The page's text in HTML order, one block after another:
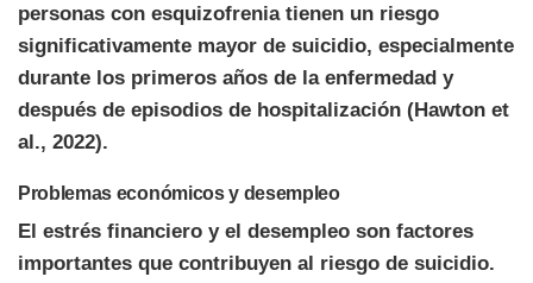
personas con esquizofrenia tienen un riesgo
significativamente mayor de suicidio, especialmente
durante los primeros años de la enfermedad y
después de episodios de hospitalización (Hawton et
al., 2022).
Problemas económicos y desempleo
El estrés financiero y el desempleo son factores
importantes que contribuyen al riesgo de suicidio.